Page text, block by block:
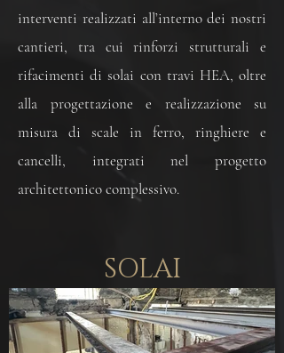
interventi realizzati all’interno dei nostri
cantieri, tra cui rinforzi strutturali e
rifacimenti di solai con travi HEA, oltre
alla progettazione e realizzazione su
misura di scale in ferro, ringhiere e
cancelli, integrati nel progetto
architettonico complessivo.
SOLAI